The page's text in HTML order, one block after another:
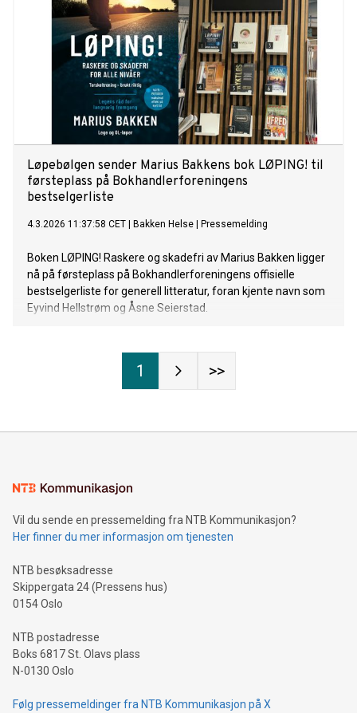
Påskens fortelling i kunsten, som lanseres denne uken. Med
klassiske kunstverk som veiviser tar hun oss gjennom
palmesøndag, den stille uke og frem til den tvilende Tomas.
Hun forklarer hva vi ser, hvem som er avbildet, og hvorfor
disse historiene fortsatt treffer oss så dypt.
Påskefortellingen er verdens eldste påskekrim — med
drama, svik, mord og et mysterium vi ennå ikke har løst. Og
det er en fortelling om det vi alle trenger for tiden: håp. At
livet og
Løpebølgen sender Marius Bakkens bok LØPING! til
førsteplass på Bokhandlerforeningens
bestselgerliste
4.3.2026 11:37:58 CET Bakken Helse Pressemelding
Boken LØPING! Raskere og skadefri av Marius Bakken ligger
nå på førsteplass på Bokhandlerforeningens offisielle
bestselgerliste for generell litteratur, foran kjente navn som
Eyvind Hellstrøm og Åsne Seierstad.
1 >>
Vil du sende en pressemelding fra NTB Kommunikasjon?
Her finner du mer informasjon om tjenesten
NTB besøksadresse
Skippergata 24 (Pressens hus)
0154 Oslo
NTB postadresse
Boks 6817 St. Olavs plass
N-0130 Oslo
Følg pressemeldinger fra NTB Kommunikasjon på X